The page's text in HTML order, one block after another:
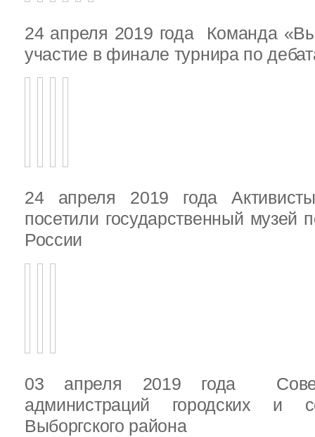
24 апреля 2019 года Команда
участие в финале турнира по
24 апреля 2019 года
посетили государственный музей
России
03 апреля 2019 года
администраций городских и
Выборгского района